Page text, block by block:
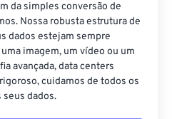
da simples conversão de
Nossa robusta estrutura de
dados estejam sempre
imagem, um vídeo ou um
avançada, data centers
cuidamos de todos os
seus dados.